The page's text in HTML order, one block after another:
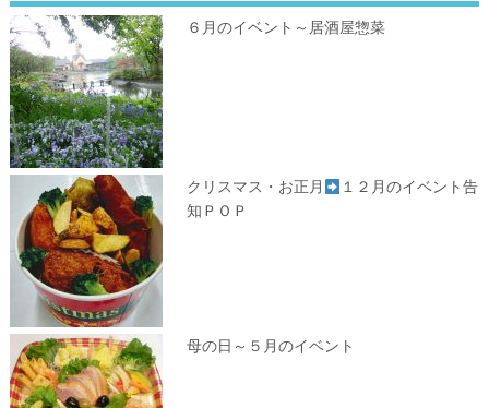
６月のイベント～居酒屋惣菜
クリスマス・お正月
１２月のイベント告
知ＰＯＰ
母の日～５月のイベント